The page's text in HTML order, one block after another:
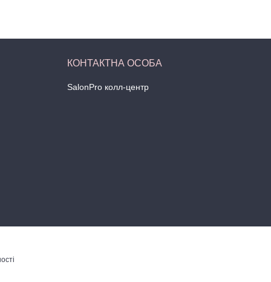
SalonPro колл-центр